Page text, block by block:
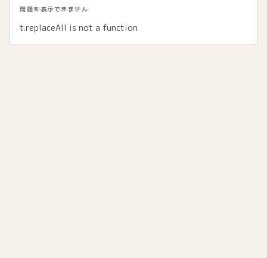
問題を表示できません
t.replaceAll is not a function